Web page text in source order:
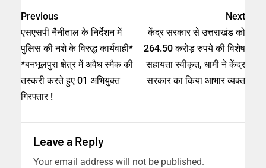
Previous
एसएसपी नैनीताल के निर्देशन में
पुलिस की नशे के विरुद्ध कार्यवाही*
*बनभूलपुरा क्षेत्र में अवैध स्मैक की
तस्करी करते हुए 01 अभियुक्त
गिरफ्तार !
Next
केंद्र सरकार से उत्तराखंड को
264.50 करोड़ रुपये की विशेष
सहायता स्वीकृत, धामी ने केंद्र
सरकार का किया आभार व्यक्त
Leave a Reply
Your email address will not be published.